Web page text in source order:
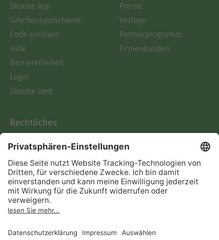
Skoobe App
Geschenkgutscheine
Code einlösen
Hilfe
Barrierefreiheit
Login
Skoobe liest
Presse
Verlage
Partnerprogramm
Firmenkunden
Rechtliches
AGB
Informationen nach Data
Act
Verträge hier kündigen
Impressum